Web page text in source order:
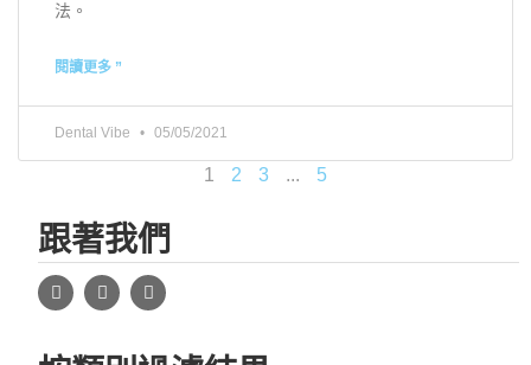
法。
閱讀更多 ”
Dental Vibe 05/05/2021
1 2 3 ... 5
跟著我們